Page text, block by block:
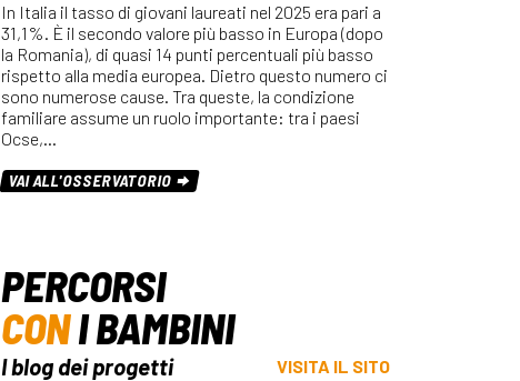
In Italia il tasso di giovani laureati nel 2025 era pari a
31,1%. È il secondo valore più basso in Europa (dopo
la Romania), di quasi 14 punti percentuali più basso
rispetto alla media europea. Dietro questo numero ci
sono numerose cause. Tra queste, la condizione
familiare assume un ruolo importante: tra i paesi
Ocse,…
VAI ALL'OSSERVATORIO
PERCORSI
CONI BAMBINI
I blog dei progetti VISITA IL SITO